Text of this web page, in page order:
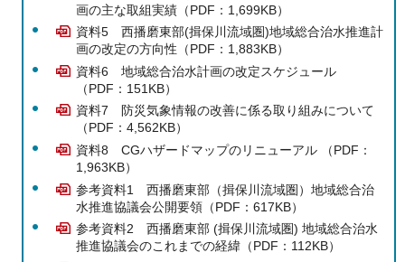
画の主な取組実績（PDF：1,699KB）
資料5 西播磨東部(揖保川流域圏)地域総合治水推進計
画の改定の方向性（PDF：1,883KB）
資料6 地域総合治水計画の改定スケジュール
（PDF：151KB）
資料7 防災気象情報の改善に係る取り組みについて
（PDF：4,562KB）
資料8 CGハザードマップのリニューアル （PDF：
1,963KB）
参考資料1 西播磨東部（揖保川流域圏）地域総合治
水推進協議会公開要領（PDF：617KB）
参考資料2 西播磨東部 (揖保川流域圏) 地域総合治水
推進協議会のこれまでの経緯（PDF：112KB）